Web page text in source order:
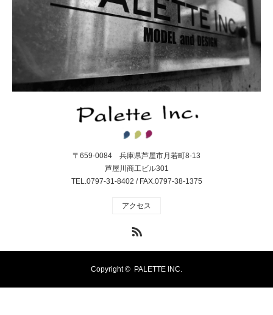
〒659-0084 兵庫県芦屋市月若町8-13
芦屋川商工ビル301
TEL.0797-31-8402 / FAX.0797-38-1375
アクセス
Copyright © PALETTE INC.